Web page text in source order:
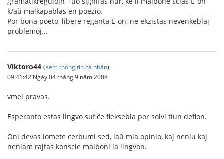
k/aŭ malkapablas en poezio.
Por bona poeto, libere reganta E-on, ne ekzistas nevenkeblaj
problemoj...
Viktoro44 (Xem thông tin cá nhân)
09:41:42 Ngày 04 tháng 9 năm 2008
vmel pravas.
Esperanto estas lingvo sufiĉe fleksebla por solvi tiun defion.
Oni devas iomete cerbumi sed, laŭ mia opinio, kaj neniu kaj
neniam rajtas konscie malboni la lingvon.